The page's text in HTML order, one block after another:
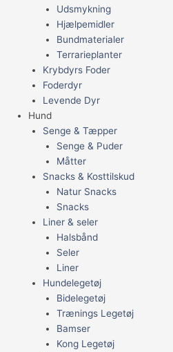
Udsmykning
Hjælpemidler
Bundmaterialer
Terrarieplanter
Krybdyrs Foder
Foderdyr
Levende Dyr
Hund
Senge & Tæpper
Senge & Puder
Måtter
Snacks & Kosttilskud
Natur Snacks
Snacks
Liner & seler
Halsbånd
Seler
Liner
Hundelegetøj
Bidelegetøj
Trænings Legetøj
Bamser
Kong Legetøj